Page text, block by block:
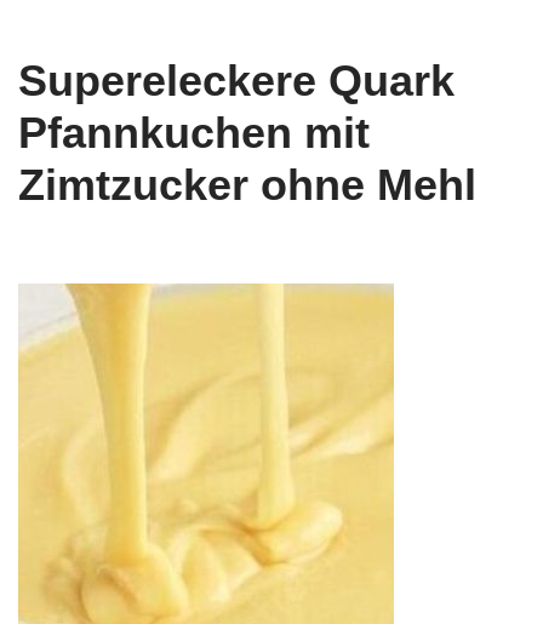
Supereleckere Quark
Pfannkuchen mit
Zimtzucker ohne Mehl